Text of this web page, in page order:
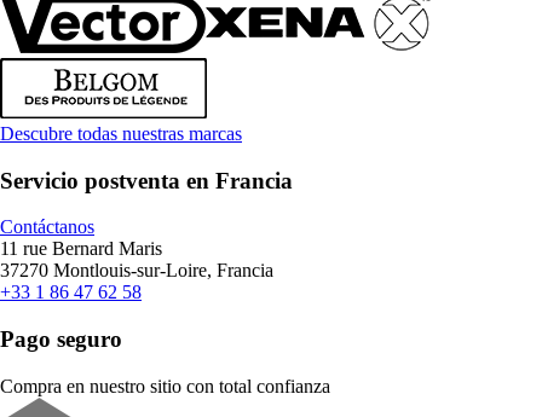
Descubre todas nuestras marcas
Servicio postventa en Francia
Contáctanos
11 rue Bernard Maris
37270 Montlouis-sur-Loire, Francia
+33 1 86 47 62 58
Pago seguro
Compra en nuestro sitio con total confianza